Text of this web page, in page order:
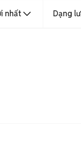
nhất Dạng